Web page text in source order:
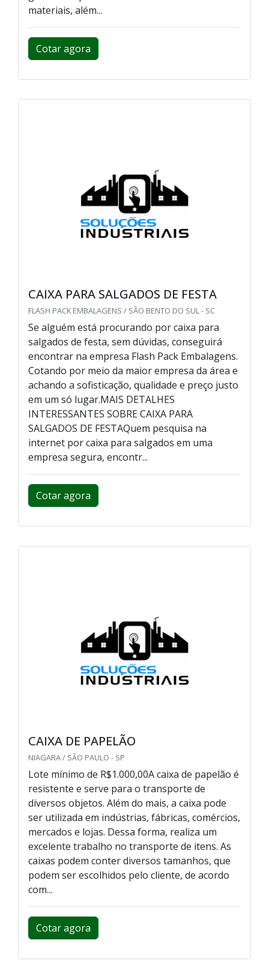
materiais, além...
Cotar agora
CAIXA PARA SALGADOS DE FESTA
FLASH PACK EMBALAGENS / SÃO BENTO DO SUL - SC
Se alguém está procurando por caixa para
salgados de festa, sem dúvidas, conseguirá
encontrar na empresa Flash Pack Embalagens.
Cotando por meio da maior empresa da área e
achando a sofisticação, qualidade e preço justo
em um só lugar.MAIS DETALHES
INTERESSANTES SOBRE CAIXA PARA
SALGADOS DE FESTAQuem pesquisa na
internet por caixa para salgados em uma
empresa segura, encontr...
Cotar agora
CAIXA DE PAPELÃO
NIAGARA / SÃO PAULO - SP
Lote mínimo de R$1.000,00A caixa de papelão é
resistente e serve para o transporte de
diversos objetos. Além do mais, a caixa pode
ser utilizada em indústrias, fábricas, comércios,
mercados e lojas. Dessa forma, realiza um
excelente trabalho no transporte de itens. As
caixas podem conter diversos tamanhos, que
podem ser escolhidos pelo cliente, de acordo
com...
Cotar agora